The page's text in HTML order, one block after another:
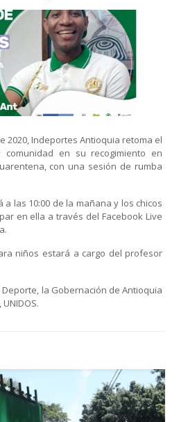
2020, Indeportes Antioquia retoma el
comunidad en su recogimiento en
con una sesión de rumba
a las 10:00 de la mañana y los chicos
en ella a través del Facebook Live
niños estará a cargo del profesor
la Gobernación de Antioquia